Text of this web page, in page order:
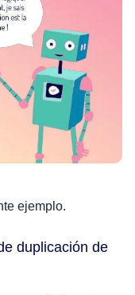
ejemplo.
duplicación de